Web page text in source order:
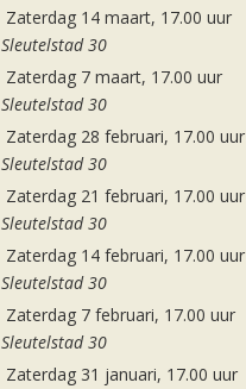
Zaterdag 14 maart, 17.00 uur
Sleutelstad 30
Zaterdag 7 maart, 17.00 uur
Sleutelstad 30
Zaterdag 28 februari, 17.00 uur
Sleutelstad 30
Zaterdag 21 februari, 17.00 uur
Sleutelstad 30
Zaterdag 14 februari, 17.00 uur
Sleutelstad 30
Zaterdag 7 februari, 17.00 uur
Sleutelstad 30
Zaterdag 31 januari, 17.00 uur